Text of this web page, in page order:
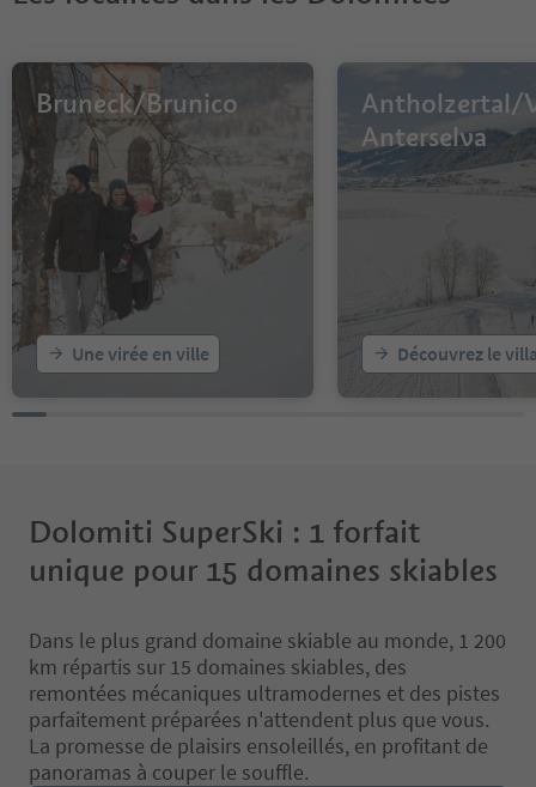
Bruneck/Brunico
Une virée en ville
Antholzertal/
Anterselva
Découvrez le
Dolomiti SuperSki : 1 forfait
unique pour 15 domaines skiables
Dans le plus grand domaine skiable au monde, 1 200
km répartis sur 15 domaines skiables, des
remontées mécaniques ultramodernes et des pistes
parfaitement préparées n'attendent plus que vous.
La promesse de plaisirs ensoleillés, en profitant de
panoramas à couper le souffle.